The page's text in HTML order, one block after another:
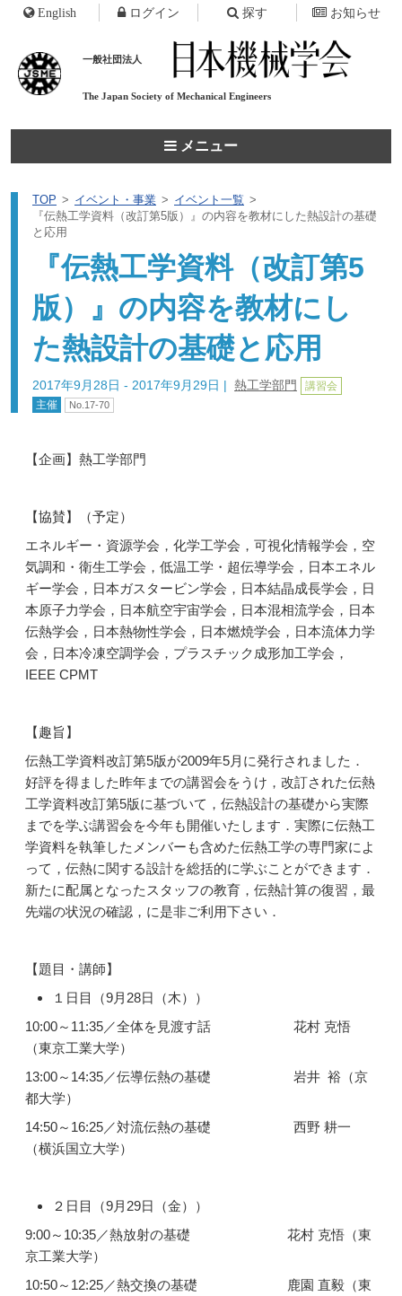
一般社団法人
The Japan Society of Mechanical Engineers
メニュー
English ログイン 探す お知らせ
TOP イベント・事業
イベント一覧
『伝熱工学資料（改訂第5版）』の内容を教材にした熱設計の基礎
と応用
『伝熱工学資料（改訂第5
版）』の内容を教材にし
た熱設計の基礎と応用
2017年9月28日 - 2017年9月29日 | 熱工学部門
講習会
主催
No.17-70
【企画】熱工学部門
【協賛】（予定）
エネルギー・資源学会，化学工学会，可視化情報学会，空
気調和・衛生工学会，低温工学・超伝導学会，日本エネル
ギー学会，日本ガスタービン学会，日本結晶成長学会，日
本原子力学会，日本航空宇宙学会，日本混相流学会，日本
伝熱学会，日本熱物性学会，日本燃焼学会，日本流体力学
会，日本冷凍空調学会，プラスチック成形加工学会，
IEEE CPMT
【趣旨】
伝熱工学資料改訂第5版が2009年5月に発行されました．
好評を得ました昨年までの講習会をうけ，改訂された伝熱
工学資料改訂第5版に基づいて，伝熱設計の基礎から実際
までを学ぶ講習会を今年も開催いたします．実際に伝熱工
学資料を執筆したメンバーも含めた伝熱工学の専門家によ
って，伝熱に関する設計を総括的に学ぶことができます．
新たに配属となったスタッフの教育，伝熱計算の復習，最
先端の状況の確認，に是非ご利用下さい．
【題目・講師】
１日目（9月28日（木））
10:00～11:35／全体を見渡す話 花村 克悟
（東京工業大学）
13:00～14:35／伝導伝熱の基礎 岩井 裕（京
都大学）
14:50～16:25／対流伝熱の基礎 西野 耕一
（横浜国立大学）
２日目（9月29日（金））
9:00～10:35／熱放射の基礎 花村 克悟（東
京工業大学）
10:50～12:25／熱交換の基礎 鹿園 直毅（東